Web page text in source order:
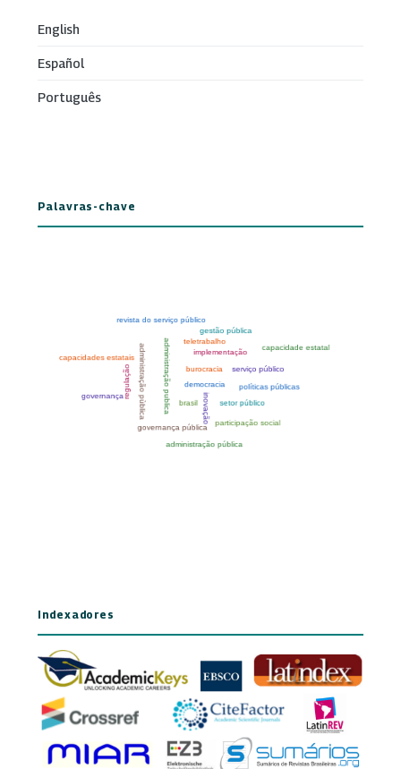
English
Español
Português
Palavras-chave
Indexadores